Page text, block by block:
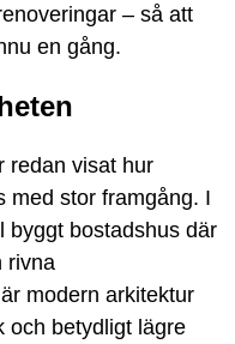
– så att
en gång.
redan visat hur
med stor framgång. I
byggt bostadshus där
rivna
modern arkitektur
och betydligt lägre